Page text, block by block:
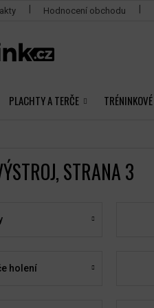
Hodnocení obchodu
PLACHTY A TERČE
, STRANA 3
holení